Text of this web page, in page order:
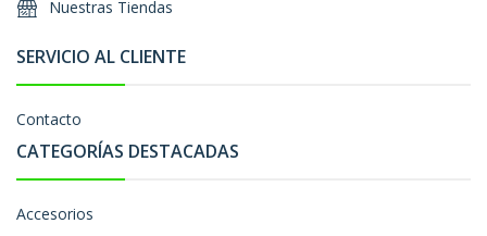
Nuestras Tiendas
SERVICIO AL CLIENTE
Contacto
CATEGORÍAS DESTACADAS
Accesorios